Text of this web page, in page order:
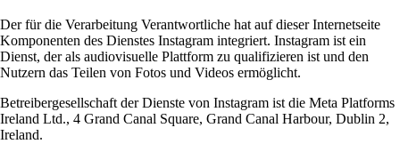
Der für die Verarbeitung Verantwortliche hat auf dieser Internetseite
Komponenten des Dienstes Instagram integriert. Instagram ist ein
Dienst, der als audiovisuelle Plattform zu qualifizieren ist und den
Nutzern das Teilen von Fotos und Videos ermöglicht.
Betreibergesellschaft der Dienste von Instagram ist die Meta Platforms
Ireland Ltd., 4 Grand Canal Square, Grand Canal Harbour, Dublin 2,
Ireland.